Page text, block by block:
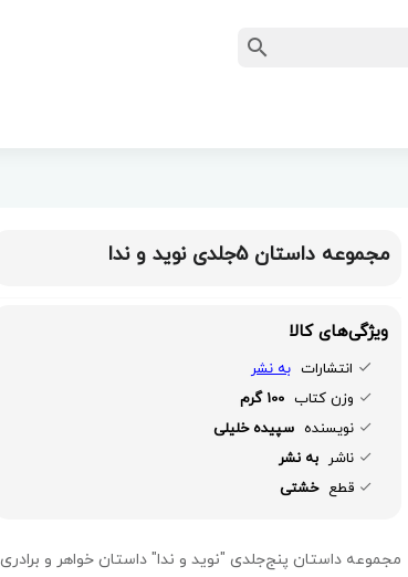
مجموعه داستان 5جلدی نوید و ندا
ویژگی‌های کالا
انتشارات به نشر
وزن کتاب 100 گرم
نویسنده سپیده خلیلی
ناشر به نشر
قطع خشتی
مجموعه داستان پنج‌جلدی "نوید و ندا" داستان خواهر و برادری